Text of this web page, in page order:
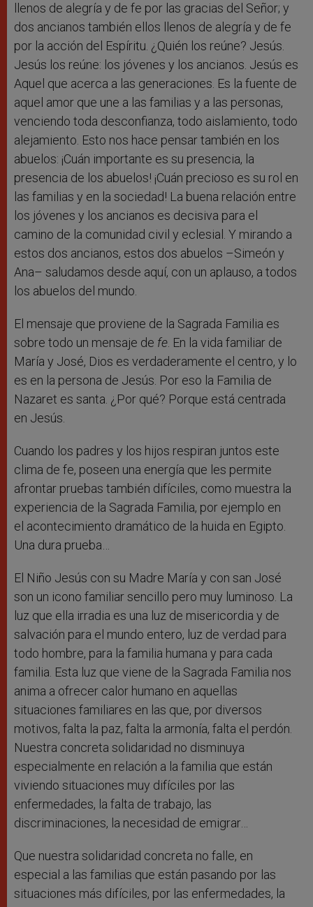
llenos de alegría y de fe por las gracias del Señor; y
dos ancianos también ellos llenos de alegría y de fe
por la acción del Espíritu. ¿Quién los reúne? Jesús.
Jesús los reúne: los jóvenes y los ancianos. Jesús es
Aquel que acerca a las generaciones. Es la fuente de
aquel amor que une a las familias y a las personas,
venciendo toda desconfianza, todo aislamiento, todo
alejamiento. Esto nos hace pensar también en los
abuelos: ¡Cuán importante es su presencia, la
presencia de los abuelos! ¡Cuán precioso es su rol en
las familias y en la sociedad! La buena relación entre
los jóvenes y los ancianos es decisiva para el
camino de la comunidad civil y eclesial. Y mirando a
estos dos ancianos, estos dos abuelos –Simeón y
Ana– saludamos desde aquí, con un aplauso, a todos
los abuelos del mundo.
El mensaje que proviene de la Sagrada Familia es
sobre todo un mensaje de fe. En la vida familiar de
María y José, Dios es verdaderamente el centro, y lo
es en la persona de Jesús. Por eso la Familia de
Nazaret es santa. ¿Por qué? Porque está centrada
en Jesús.
Cuando los padres y los hijos respiran juntos este
clima de fe, poseen una energía que les permite
afrontar pruebas también difíciles, como muestra la
experiencia de la Sagrada Familia, por ejemplo en
el acontecimiento dramático de la huida en Egipto.
Una dura prueba…
El Niño Jesús con su Madre María y con san José
son un icono familiar sencillo pero muy luminoso. La
luz que ella irradia es una luz de misericordia y de
salvación para el mundo entero, luz de verdad para
todo hombre, para la familia humana y para cada
familia. Esta luz que viene de la Sagrada Familia nos
anima a ofrecer calor humano en aquellas
situaciones familiares en las que, por diversos
motivos, falta la paz, falta la armonía, falta el perdón.
Nuestra concreta solidaridad no disminuya
especialmente en relación a la familia que están
viviendo situaciones muy difíciles por las
enfermedades, la falta de trabajo, las
discriminaciones, la necesidad de emigrar…
Que nuestra solidaridad concreta no falle, en
especial a las familias que están pasando por las
situaciones más difíciles, por las enfermedades, la